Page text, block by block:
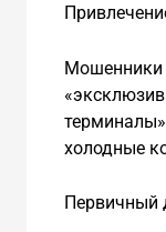
Мошенники
холодные
Первичный